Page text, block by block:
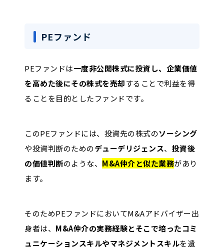
PEファンド
PEファンドは一度非公開株式に投資し、企業価値
を高めた後にその株式を売却することで利益を得
ることを目的としたファンドです。
このPEファンドには、投資先の株式のソーシング
や投資判断のためのデューデリジェンス、 投資後
の価値判断のような、 M&A仲介と似た業務があり
ます。
そのためPEファンドにおいてM&Aアドバイザー出
身者は、 M&A仲介の実務経験とそこで培ったコミ
ュニケーションスキルやマネジメントスキルを遺